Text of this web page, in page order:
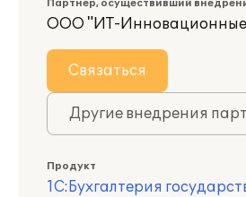
Партнер, осуществивший
ООО "ИТ-
Связаться
Другие внедрения
Продукт
1С:Бухгалтерия